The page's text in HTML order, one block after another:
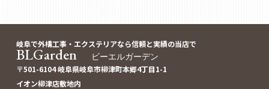
岐阜で外構工事・エクステリアなら信頼と実績の当店で
BLGarden ビーエルガーデン
〒501-6104 岐阜県岐阜市柳津町本郷4丁目1-1
イオン柳津店敷地内